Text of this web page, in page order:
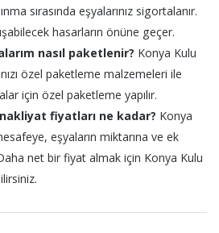
sırasında eşyalarınız sigortalanır.
hasarların önüne geçer.
nasıl paketlenir? Konya Kulu
özel paketleme malzemeleri ile
için özel paketleme yapılır.
fiyatları ne kadar? Konya
eşyaların miktarına ve ek
net bir fiyat almak için Konya Kulu